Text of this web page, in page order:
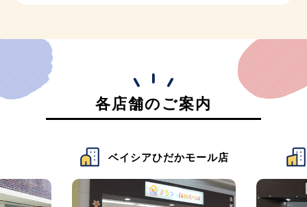
各店舗のご案内
ベイシアひだかモール店